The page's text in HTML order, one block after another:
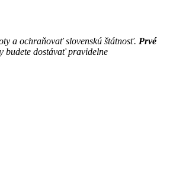
a ochraňovať slovenskú štátnosť. Prvé
budete dostávať pravidelne